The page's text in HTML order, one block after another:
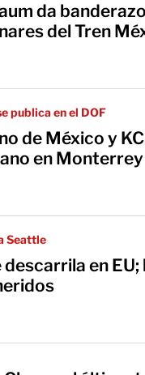
da
del Tren
publica en el DOF
de México y
en Monterrey
Seattle
descarrila en